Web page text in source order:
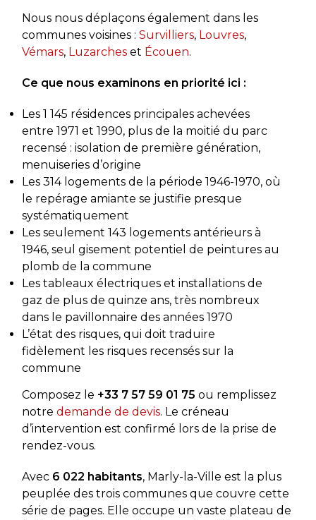
Nous nous déplaçons également dans les
communes voisines : Survilliers, Louvres,
Vémars, Luzarcheset Écouen.
Ce que nous examinons en priorité ici :
Les 1 145 résidences principales achevées
entre 1971 et 1990, plus de la moitié du parc
recensé : isolation de première génération,
menuiseries d’origine
Les 314 logements de la période 1946-1970, où
le repérage amiante se justifie presque
systématiquement
Les seulement 143 logements antérieurs à
1946, seul gisement potentiel de peintures au
plomb de la commune
Les tableaux électriques et installations de
gaz de plus de quinze ans, très nombreux
dans le pavillonnaire des années 1970
L’état des risques, qui doit traduire
fidèlement les risques recensés sur la
commune
Composez le +33 7 57 59 01 75 ou remplissez
notre demande de devis. Le créneau
d’intervention est confirmé lors de la prise de
rendez-vous.
Avec 6 022 habitants, Marly-la-Ville est la plus
peuplée des trois communes que couvre cette
série de pages. Elle occupe un vaste plateau de